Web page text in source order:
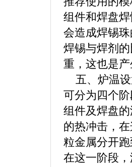
组件和焊盘
会造成焊锡
焊锡与焊剂
重，这也是
五、炉温设
可分为四个
组件及焊盘
的热冲击，
粒金属分开
在这一阶段